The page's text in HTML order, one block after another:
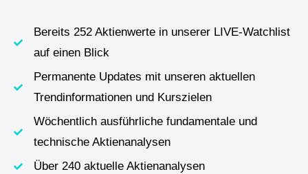
Bereits 252 Aktienwerte in unserer LIVE-Watchlist
auf einen Blick
Permanente Updates mit unseren aktuellen
Trendinformationen und Kurszielen
Wöchentlich ausführliche fundamentale und
technische Aktienanalysen
Über 240 aktuelle Aktienanalysen